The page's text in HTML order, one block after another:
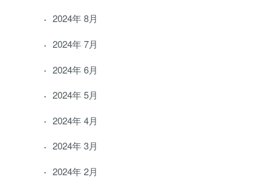
2024年 8月
2024年 7月
2024年 6月
2024年 5月
2024年 4月
2024年 3月
2024年 2月